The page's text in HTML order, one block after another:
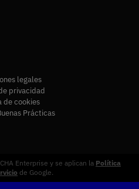
legales
privacidad
de cookies
Prácticas
Enterprise y se aplican la Política
de Google.